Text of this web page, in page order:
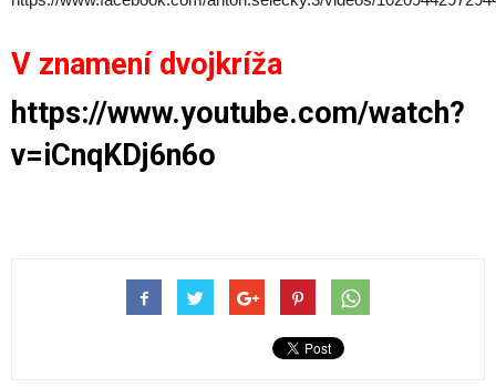
V znamení dvojkríža
https://www.youtube.com/watch?
v=iCnqKDj6n6o